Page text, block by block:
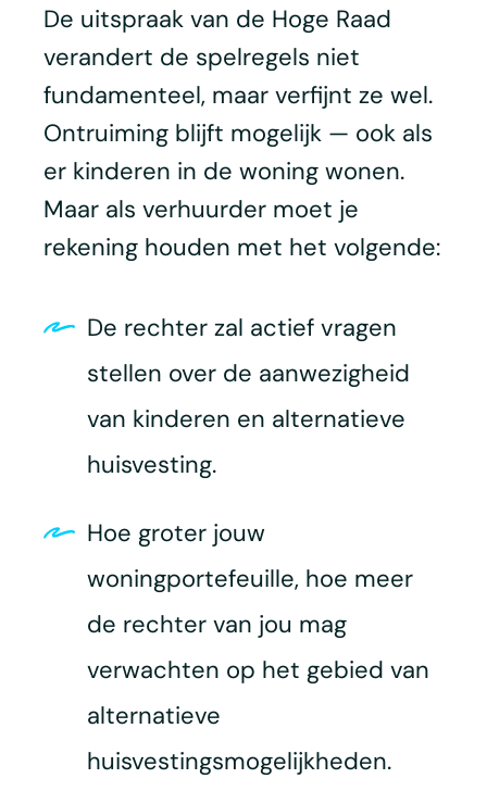
De uitspraak van de Hoge Raad
verandert de spelregels niet
fundamenteel, maar verfijnt ze wel.
Ontruiming blijft mogelijk — ook als
er kinderen in de woning wonen.
Maar als verhuurder moet je
rekening houden met het volgende:
De rechter zal actief vragen
stellen over de aanwezigheid
van kinderen en alternatieve
huisvesting.
Hoe groter jouw
woningportefeuille, hoe meer
de rechter van jou mag
verwachten op het gebied van
alternatieve
huisvestingsmogelijkheden.